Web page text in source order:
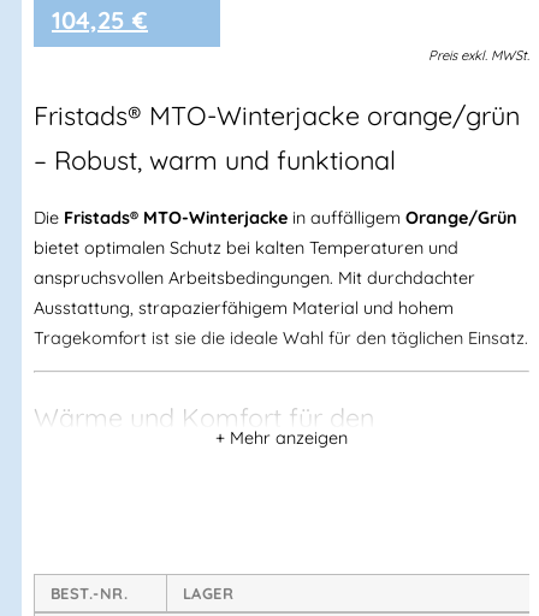
104,25 €
Preis exkl. MWSt.
Fristads® MTO-Winterjacke orange/grün
– Robust, warm und funktional
Die Fristads® MTO-Winterjacke in auffälligem Orange/Grün
bietet optimalen Schutz bei kalten Temperaturen und
anspruchsvollen Arbeitsbedingungen. Mit durchdachter
Ausstattung, strapazierfähigem Material und hohem
Tragekomfort ist sie die ideale Wahl für den täglichen Einsatz.
Wärme und Komfort für den
unangenehmen Wetterbedingungen. DerReißverschluss bis
zum oberen Kragenrandsorgt zusätzlich für optimalen
BEST.-NR.
LAGER